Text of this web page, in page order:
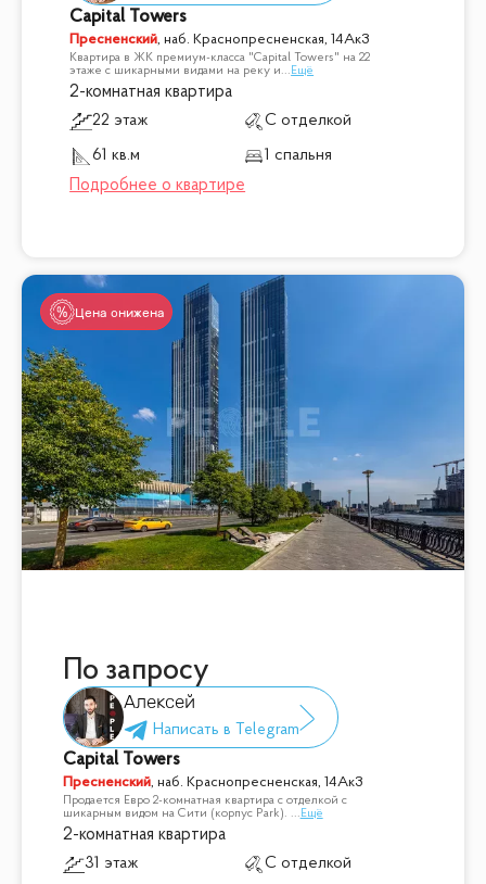
Capital Towers
Пресненский,наб. Краснопресненская, 14Ак3
Квартира в ЖК премиум-класса "Сapital Towers" на 22
этаже с шикарными видами на реку и... Ещё
2-комнатная квартира
22 этаж
С отделкой
61 кв.м
1 спальня
Цена снижена
По запросу
Алексей
Capital Towers
Пресненский, наб. Краснопресненская, 14Ак3
Продается Евро 2-комнатная квартира с отделкой с
шикарным видом на Сити (корпус Park). ... Ещё
2-комнатная квартира
31 этаж
С отделкой